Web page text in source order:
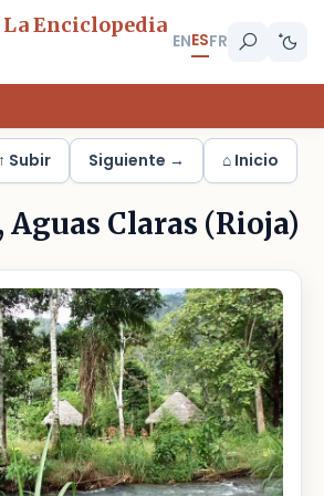
Enciclopedia
ENESFR
↑ Subir Siguiente → ⌂ Inicio
Aguas Claras (Rioja)